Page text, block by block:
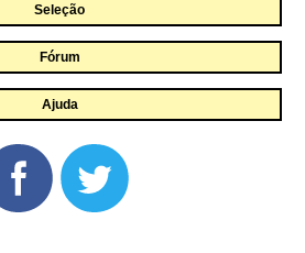
Seleção
Fórum
Ajuda